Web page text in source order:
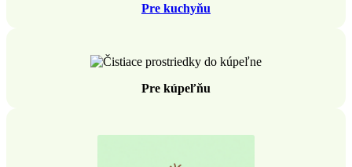
Pre kuchyňu
Pre kúpeľňu